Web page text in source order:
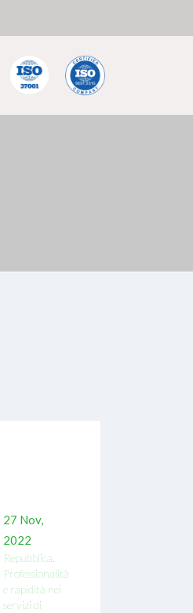
27 Nov,
2022
Repubblica.
Professionalità
e rapidità nei
servizi di